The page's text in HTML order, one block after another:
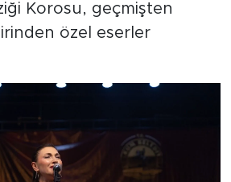
Korosu, geçmişten
özel eserler